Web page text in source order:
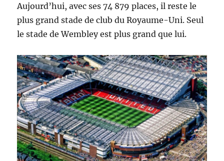
Aujourd’hui, avec ses 74 879 places, il reste le
plus grand stade de club du Royaume-Uni. Seul
le stade de Wembley est plus grand que lui.